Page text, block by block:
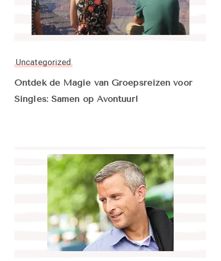
Uncategorized
Ontdek de Magie van Groepsreizen voor
Singles: Samen op Avontuur!